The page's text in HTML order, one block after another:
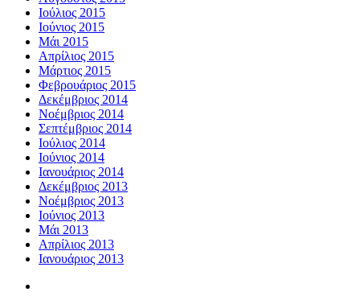
Ιούλιος 2015
Ιούνιος 2015
Μάι 2015
Απρίλιος 2015
Μάρτιος 2015
Φεβρουάριος 2015
Δεκέμβριος 2014
Νοέμβριος 2014
Σεπτέμβριος 2014
Ιούλιος 2014
Ιούνιος 2014
Ιανουάριος 2014
Δεκέμβριος 2013
Νοέμβριος 2013
Ιούνιος 2013
Μάι 2013
Απρίλιος 2013
Ιανουάριος 2013